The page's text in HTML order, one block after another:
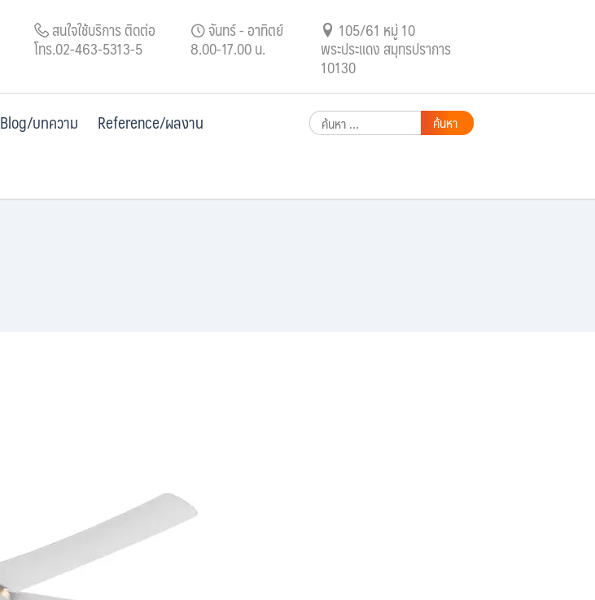
สนใจใช้บริการ ติดต่อ
โทร.02-463-5313-5
จันทร์ - อาทิตย์
8.00-17.00 น.
105/61 หมู่ 10
พระประแดง สมุทรปราการ
10130
Blog/บทความ
Reference/ผลงาน
ค้นหา
สำหรับ: